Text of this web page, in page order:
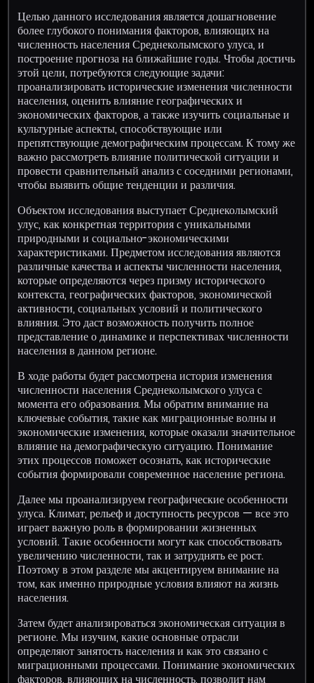
Целью данного исследования является дошагновение
более глубокого понимания факторов, влияющих на
численность населения Среднеколымского улуса, и
построение прогноза на ближайшие годы. Чтобы достичь
этой цели, потребуются следующие задачи:
проанализировать исторические изменения численности
населения, оценить влияние географических и
экономических факторов, а также изучить социальные и
культурные аспекты, способствующие или
препятствующие демографическим процессам. К тому же
важно рассмотреть влияние политической ситуации и
провести сравнительный анализ с соседними регионами,
чтобы выявить общие тенденции и различия.
Объектом исследования выступает Среднеколымский
улус, как конкретная территория с уникальными
природными и социально-экономическими
характеристиками. Предметом исследования являются
различные качества и аспекты численности населения,
которые определяются через призму исторического
контекста, географических факторов, экономической
активности, социальных условий и политического
влияния. Это даст возможность получить полное
представление о динамике и перспективах численности
населения в данном регионе.
В ходе работы будет рассмотрена история изменения
численности населения Среднеколымского улуса с
момента его образования. Мы обратим внимание на
ключевые события, такие как миграционные волны и
экономические изменения, которые оказали значительное
влияние на демографическую ситуацию. Понимание
этих процессов поможет осознать, как исторические
события формировали современное население региона.
Далее мы проанализируем географические особенности
улуса. Климат, рельеф и доступность ресурсов — все это
играет важную роль в формировании жизненных
условий. Такие особенности могут как способствовать
увеличению численности, так и затруднять ее рост.
Поэтому в этом разделе мы акцентируем внимание на
том, как именно природные условия влияют на жизнь
населения.
Затем будет анализироваться экономическая ситуация в
регионе. Мы изучим, какие основные отрасли
определяют занятость населения и как это связано с
миграционными процессами. Понимание экономических
факторов, влияющих на численность, позволит нам